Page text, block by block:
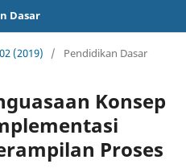
Dasar
(2019) / Pendidikan Dasar
Konsep
Proses